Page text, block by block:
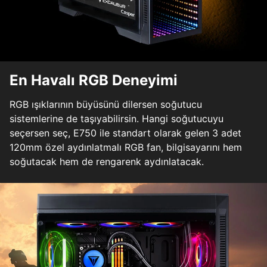
En Havalı RGB Deneyimi
RGB ışıklarının büyüsünü dilersen soğutucu
sistemlerine de taşıyabilirsin. Hangi soğutucuyu
seçersen seç, E750 ile standart olarak gelen 3 adet
120mm özel aydınlatmalı RGB fan, bilgisayarını hem
soğutacak hem de rengarenk aydınlatacak.